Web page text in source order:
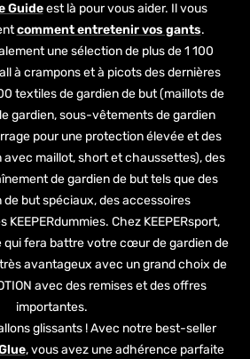
Guideest là pour vous aider. Il vous
comment entretenir vos gants.
une sélection de plus de 1 100
à crampons et à picots des dernières
textiles de gardien de but (maillots de
gardien, sous-vêtements de gardien
pour une protection élevée et des
avec maillot, short et chaussettes), des
de gardien de but tels que des
de but spéciaux, des accessoires
Chez KEEPERsport,
fera battre votre cœur de gardien de
avantageux avec un grand choix de
avec des remises et des offres
importantes.
glissants ! Avec notre best-seller
, vous avez une adhérence parfaite